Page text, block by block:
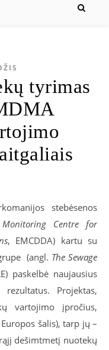
tyrimas
stebėsenos
Monitoring Centre for
, EMCDDA) kartu su
(angl. The Sewage
paskelbė naujausius
Projektas,
vartojimo įpročius,
šalis), tarp jų –
dešimtmetį nuotekų